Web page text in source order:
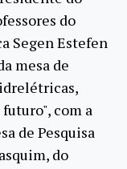
do
Segen Estefen
mesa de
com a
de Pesquisa
do